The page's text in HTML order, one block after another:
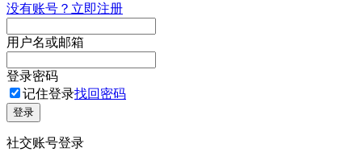
没有账号？立即注册
用户名或邮箱
登录密码
记住登录找回密码
登录
社交账号登录